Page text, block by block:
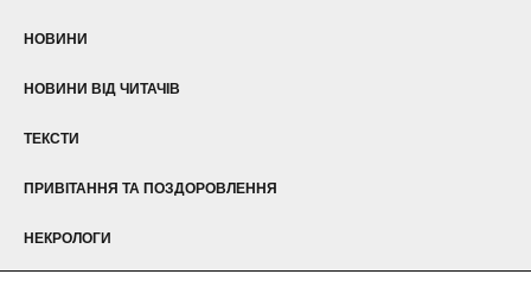
НОВИНИ
НОВИНИ ВІД ЧИТАЧІВ
ТЕКСТИ
ПРИВІТАННЯ ТА ПОЗДОРОВЛЕННЯ
НЕКРОЛОГИ